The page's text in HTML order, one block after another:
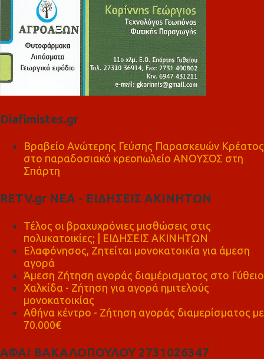
Diafimistes.gr
Βραβείο Ανώτερης Γεύσης Παρασκευών Κρέατος
στο παραδοσιακό κρεοπωλείο ΑΝΟΥΣΟΣ στη
Σπάρτη
RETV.gr ΝΕΑ - ΕΙΔΗΣΕΙΣ ΑΚΙΝΗΤΩΝ
Τέλος οι βραχυχρόνιες μισθώσεις στις
πολυκατοικίες; | ΕΙΔΗΣΕΙΣ ΑΚΙΝΗΤΩΝ
Ελαφόνησος, Ζητείται μονοκατοικία για άμεση
αγορά
Άμεση Ζήτηση αγοράς διαμέρισματος στο Γύθειο
Χαλκίδα - Ζήτηση για αγορά ημιτελούς
μονοκατοικίας
Αθήνα κέντρο - Ζήτηση αγοράς διαμερίσματος με
70.000€
ΑΦΑΙ ΒΑΚΑΛΟΠΟΥΛΟΥ 2731026347